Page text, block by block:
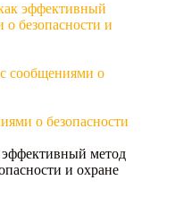
эффективный
безопасности и
сообщениями о
о безопасности
эффективный метод
и охране